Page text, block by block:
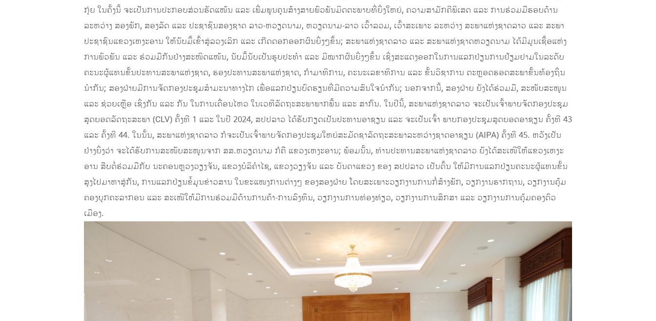
ກຸ່ຍ ໃນຄັ້ງນີ້ ຈະເປັນການປະກອບສ່ວນຮັດແໜ້ນ ແລະ ເພີ່ມພູນຄູນສ້າງສາຍພົວພັນມິດຕະພາບທີ່ຍິ່ງໃຫຍ່, ຄວາມສາມັກຄີພິເສດ ແລະ ການຮ່ວມມືຮອບດ້ານ
ລະຫວ່າງ ສອງພັກ, ສອງລັດ ແລະ ປະຊາຊົນສອງຊາດ ລາວ-ຫວຽດນາມ, ຫວຽດນາມ-ລາວ ເວົ້າລວມ, ເວົ້າສະເພາະ ລະຫວ່າງ ສະພາແຫ່ງຊາດລາວ ແລະ ສະພາ
ປະຊາຊົນແຂວງເຫງະອານ ໃຫ້ນັບມື້ເຂົ້າສູ່ລວງເລິກ ແລະ ເກີດດອກອອກຜົນຍິ່ງໆຂຶ້ນ; ສະພາແຫ່ງຊາດລາວ ແລະ ສະພາແຫ່ງຊາດຫວຽດນາມ ໄດ້ມີມູນເຊື້ອແຫ່ງ
ການພົວພັນ ແລະ ຮ່ວມມືກັນຢ່າງສະໜິດແໜ້ນ, ນັບມື້ນັບເປັນຮູບປະທໍາ ແລະ ມີໝາກຜົນຍິ່ງໆຂຶ້ນ ເຊິ່ງສະແດງອອກໃນການແລກປ່ຽນການຢ້ຽມຢາມໃນລະດັບ
ຄະນະຜູ້ແທນຂັ້ນປະທານສະພາແຫ່ງຊາດ, ຮອງປະທານສະພາແຫ່ງຊາດ, ກຳມາທິການ, ຄະນະເລຂາທິການ ແລະ ຂັ້ນວິຊາການ ຕະຫຼອດຮອດສະພາຂັ້ນທ້ອງຖິ່ນ
ນໍາກັນ; ສອງຝ່າຍມີການຈັດກອງປະຊຸມສຳມະນາທາງໄກ ເພື່ອແລກປ່ຽນບົດຮຽນທີ່ມີຄວາມສົນໃຈນໍາກັນ; ນອກຈາກນີ້, ສອງຝ່າຍ ຍັງໄດ້ຮ່ວມມື, ສະໜັບສະໜູນ
ແລະ ຊ່ວຍເຫຼືອ ເຊິ່ງກັນ ແລະ ກັນ ໃນການເຄື່ອນໄຫວ ໃນເວທີລັດຖະສະພາພາກພື້ນ ແລະ ສາກົນ. ໃນປີນີ້, ສະພາແຫ່ງຊາດລາວ ຈະເປັນເຈົ້າພາບຈັດກອງປະຊຸມ
ສຸດຍອດລັດຖະສະພາ (CLV) ຄັ້ງທີ 1 ແລະ ໃນປີ 2024, ສປປລາວ ໄດ້ຮັບກຽດເປັນປະທານອາຊຽນ ແລະ ຈະເປັນເຈົ້າ ພາບກອງປະຊຸມສຸດຍອດອາຊຽນ ຄັ້ງທີ 43
ແລະ ຄັ້ງທີ 44. ໃນນັ້ນ, ສະພາແຫ່ງຊາດລາວ ກໍຈະເປັນເຈົ້າພາບຈັດກອງປະຊຸມໃຫຍ່ສະມັດຊາລັດຖະສະພາລະຫວ່າງຊາດອາຊຽນ (AIPA) ຄັ້ງທີ 45. ຫວັງເປັນ
ຢ່າງຍິ່ງວ່າ ຈະໄດ້ຮັບການສະໜັບສະໜູນຈາກ ສສ.ຫວຽດນາມ ກໍຄື ແຂວງເຫງະອານ; ພ້ອມນັ້ນ, ທ່ານປະທານສະພາແຫ່ງຊາດລາວ ຍັງໄດ້ສະເໜີໃຫ້ແຂວງເຫງະ
ອານ ສືບຕໍ່ຮ່ວມມືກັບ ນະຄອນຫຼວງວຽງຈັນ, ແຂວງບໍລິຄໍາໄຊ, ແຂວງວຽງຈັນ ແລະ ບັນດາແຂວງ ຂອງ ສປປລາວ ເປັນຕົ້ນ ໃຫ້ມີການແລກປ່ຽນຄະນະຜູ້ແທນຂັ້ນ
ສູງໄປມາຫາສູ່ກັນ, ການແລກປ່ຽນຂໍ້ມູນຂ່າວສານ ໃນຂະແໜງການຕ່າງໆ ຂອງສອງຝ່າຍ ໂດຍສະເພາະວຽກງານການກໍ່ສ້າງພັກ, ວຽກງານຮາກຖານ, ວຽກງານຄຸ້ມ
ຄອງບຸກຄະລາກອນ ແລະ ສະເໜີໃຫ້ມີການຮ່ວມມືດ້ານການຄ້າ-ການລົງທຶນ, ວຽກງານການທ່ອງທ່ຽວ, ວຽກງານການສຶກສາ ແລະ ວຽກງານການຄຸ້ມຄອງຕົວ
ເມືອງ.